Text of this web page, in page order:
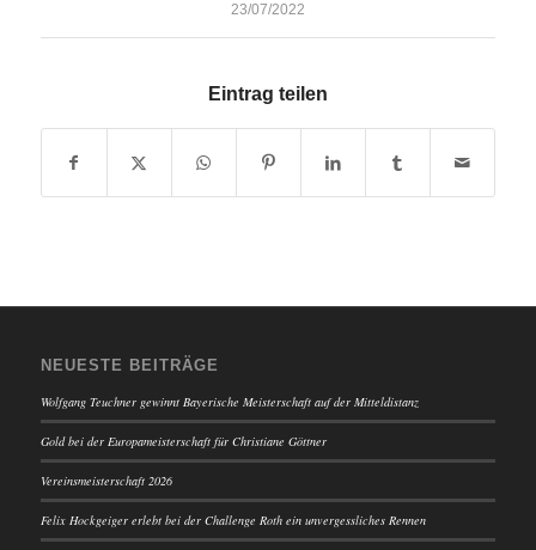
23/07/2022
Eintrag teilen
NEUESTE BEITRÄGE
Wolfgang Teuchner gewinnt Bayerische Meisterschaft auf der Mitteldistanz
Gold bei der Europameisterschaft für Christiane Göttner
Vereinsmeisterschaft 2026
Felix Hockgeiger erlebt bei der Challenge Roth ein unvergessliches Rennen